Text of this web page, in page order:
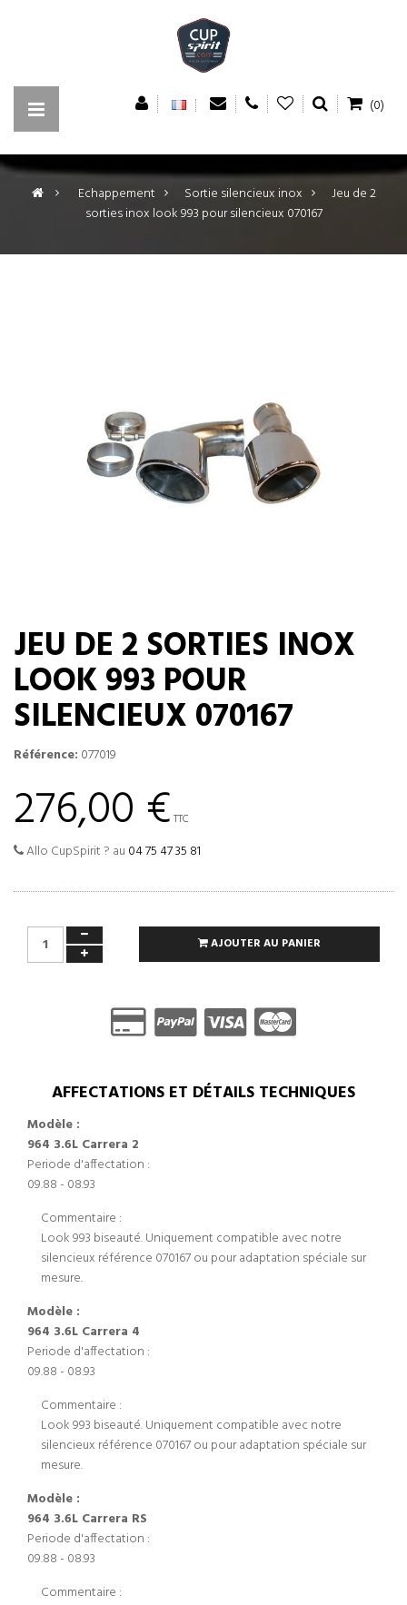
(0)
> Echappement > Sortie silencieux inox >
Jeu de 2
sorties inox look 993 pour silencieux 070167
JEU DE 2 SORTIES INOX
LOOK 993 POUR
SILENCIEUX 070167
Référence: 077019
276,00 € TTC
Allo CupSpirit ? au 04 75 47 35 81
AJOUTER AU PANIER
AFFECTATIONS ET DÉTAILS TECHNIQUES
Modèle :
964 3.6L Carrera 2
Periode d'affectation :
09.88 - 08.93
Commentaire :
Look 993 biseauté. Uniquement compatible avec notre
silencieux référence 070167 ou pour adaptation spéciale sur
mesure.
Modèle :
964 3.6L Carrera 4
Periode d'affectation :
09.88 - 08.93
Commentaire :
Look 993 biseauté. Uniquement compatible avec notre
silencieux référence 070167 ou pour adaptation spéciale sur
mesure.
Modèle :
964 3.6L Carrera RS
Periode d'affectation :
09.88 - 08.93
Commentaire :